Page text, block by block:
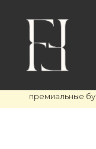
премиальные